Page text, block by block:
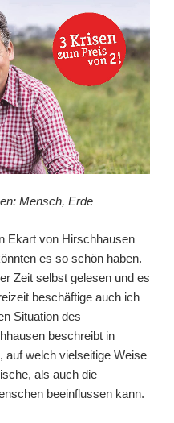
Mensch, Erde
Ekart von Hirschhausen
es so schön haben.
Zeit selbst gelesen und es
beschäftige auch ich
Situation des
beschreibt in
auf welch vielseitige Weise
als auch die
beeinflussen kann.